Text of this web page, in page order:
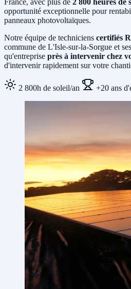
opportunité exceptionnelle pour
panneaux photovoltaïques.
Notre équipe de techniciens certifiés
commune de L'Isle-sur-la-Sorgue et
qu'entreprise près à intervenir chez
d'intervenir rapidement sur votre
2 800h de soleil/an +20 ans